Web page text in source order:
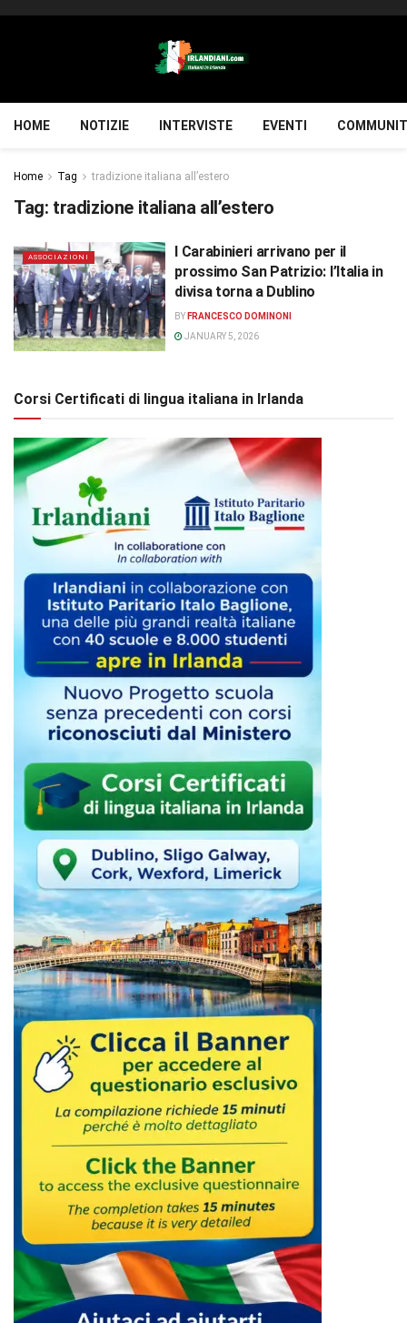
HOME NOTIZIE INTERVISTE EVENTI
Home Tag tradizione italiana all’estero
Tag: tradizione italiana all’estero
ASSOCIAZIONI
I Carabinieri arrivano per il
prossimo San Patrizio: l’Italia in
divisa torna a Dublino
BY FRANCESCO DOMINONI
JANUARY 5, 2026
Corsi Certificati di lingua italiana in Irlanda